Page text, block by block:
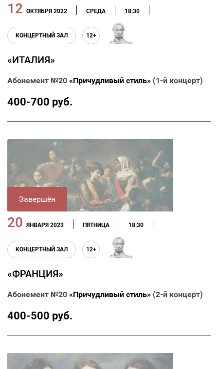
12 ОКТЯБРЯ 2022 СРЕДА 18:30
КОНЦЕРТНЫЙ ЗАЛ 12+
«ИТАЛИЯ»
Абонемент №20 «Причудливый стиль» (1-й концерт)
400-700 руб.
Завершён
20 ЯНВАРЯ 2023 ПЯТНИЦА 18:30
КОНЦЕРТНЫЙ ЗАЛ 12+
«ФРАНЦИЯ»
Абонемент №20 «Причудливый стиль» (2-й концерт)
400-500 руб.